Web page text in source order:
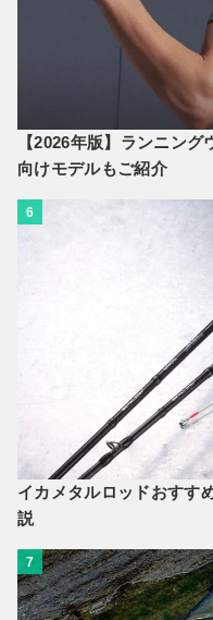
【2026年版】ランニン
向けモデルもご紹介
6
イカメタルロッドおすす
説
7